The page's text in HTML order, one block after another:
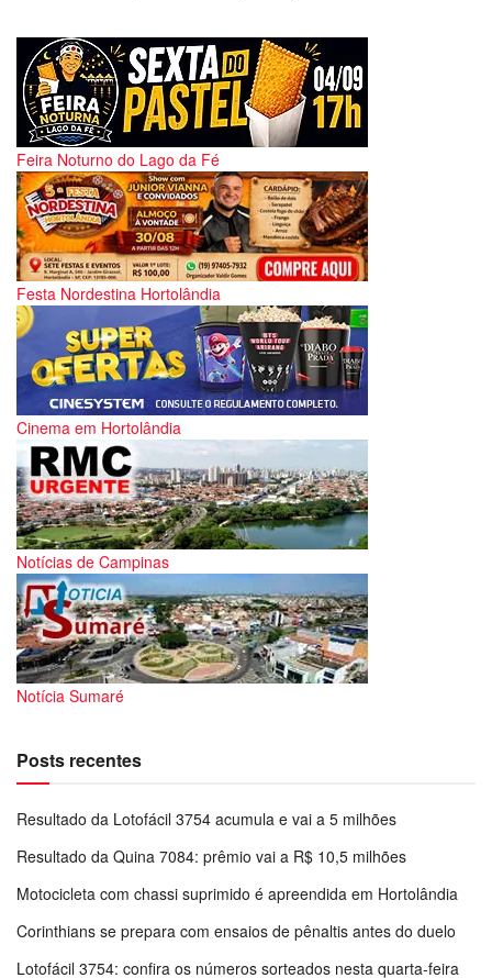
Feira Noturno do Lago da Fé
Festa Nordestina Hortolândia
Cinema em Hortolândia
Notícias de Campinas
Notícia Sumaré
Posts recentes
Resultado da Lotofácil 3754 acumula e vai a 5 milhões
Resultado da Quina 7084: prêmio vai a R$ 10,5 milhões
Motocicleta com chassi suprimido é apreendida em Hortolândia
Corinthians se prepara com ensaios de pênaltis antes do duelo
Lotofácil 3754: confira os números sorteados nesta quarta-feira